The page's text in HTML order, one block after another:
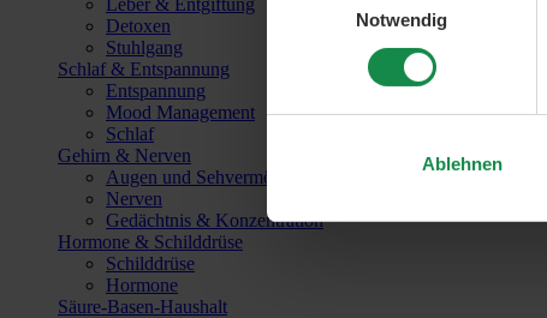
Notwendig
Ablehnen
Detoxen
Stuhlgang
Schlaf & Entspannung
Entspannung
Mood Management
Schlaf
Gehirn & Nerven
Augen und Sehvermögen
Nerven
Gedächtnis & Konzentration
Hormone & Schilddrüse
Schilddrüse
Hormone
Säure-Basen-Haushalt